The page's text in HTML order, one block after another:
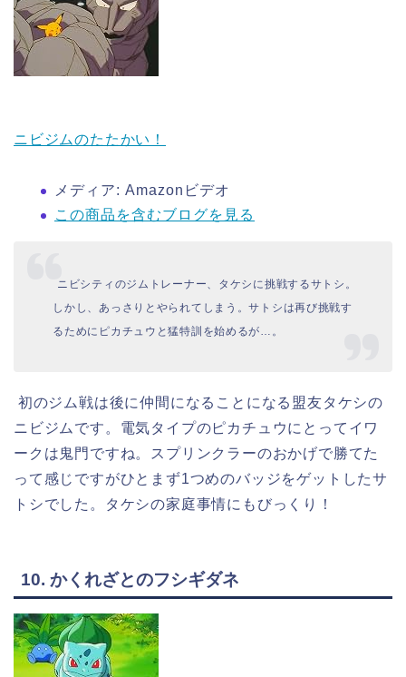
ニビジムのたたかい！
メディア: Amazonビデオ
この商品を含むブログを見る
ニビシティのジムトレーナー、タケシに挑戦するサトシ。
しかし、あっさりとやられてしまう。サトシは再び挑戦す
るためにピカチュウと猛特訓を始めるが…。
初のジム戦は後に仲間になることになる盟友タケシの
ニビジムです。電気タイプのピカチュウにとってイワ
ークは鬼門ですね。スプリンクラーのおかげで勝てた
って感じですがひとまず1つめのバッジをゲットしたサ
トシでした。タケシの家庭事情にもびっくり！
10. かくれざとのフシギダネ